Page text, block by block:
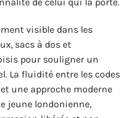
visible dans les
sacs à dos et
pour souligner un
La fluidité entre les codes
une approche moderne
jeune londonienne,